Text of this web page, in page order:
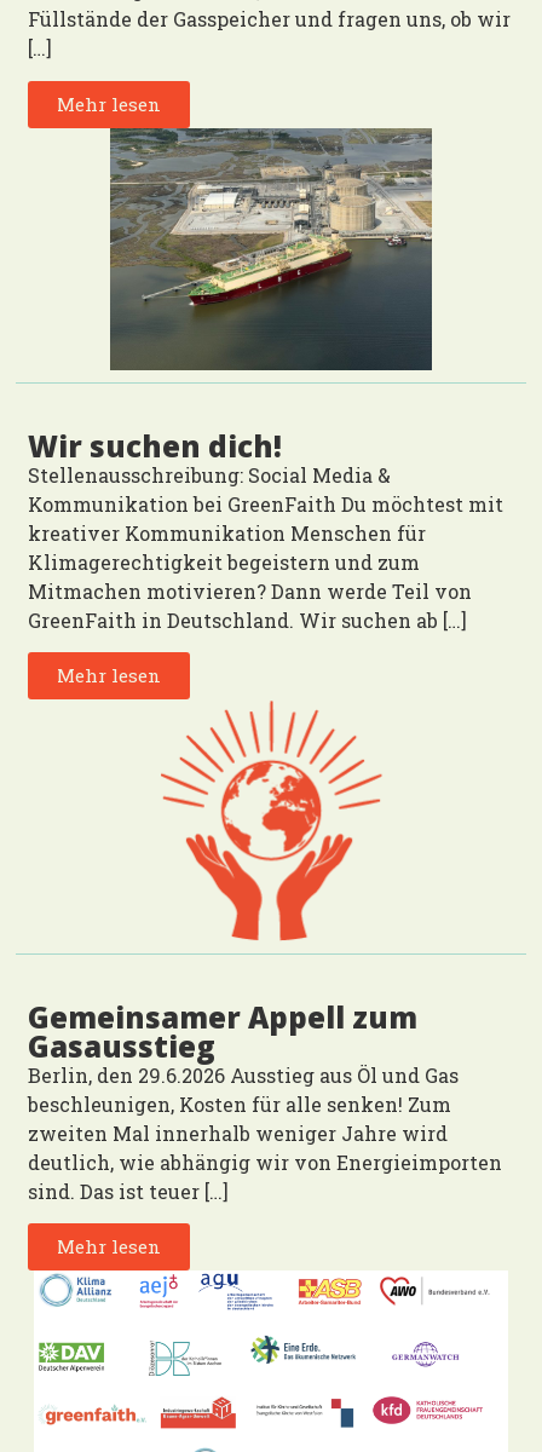
Füllstände der Gasspeicher und fragen uns, ob wir
[…]
Mehr lesen
Wir suchen dich!
Stellenausschreibung: Social Media &
Kommunikation bei GreenFaith Du möchtest mit
kreativer Kommunikation Menschen für
Klimagerechtigkeit begeistern und zum
Mitmachen motivieren? Dann werde Teil von
GreenFaith in Deutschland. Wir suchen ab […]
Mehr lesen
Gemeinsamer Appell zum
Gasausstieg
Berlin, den 29.6.2026 Ausstieg aus Öl und Gas
beschleunigen, Kosten für alle senken! Zum
zweiten Mal innerhalb weniger Jahre wird
deutlich, wie abhängig wir von Energieimporten
sind. Das ist teuer […]
Mehr lesen